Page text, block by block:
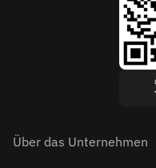
Über das Unternehmen